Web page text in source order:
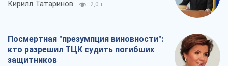
Кирилл Татаринов 2,0 т.
Посмертная "презумпция виновности":
кто разрешил ТЦК судить погибших
защитников